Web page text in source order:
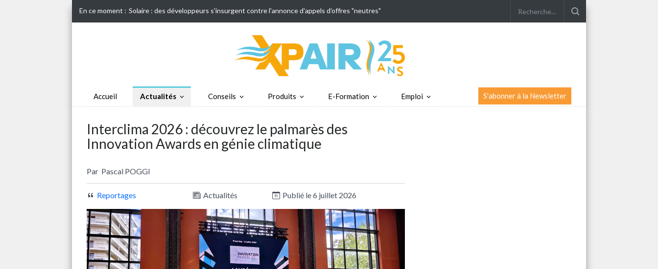
En ce moment : Solaire : des développeurs s'insurgent contre l'annonce d'appels d'offres "neutres"
Accueil Actualités Conseils Produits E-Formation Emploi S'abonner à la Newsletter
Interclima 2026 : découvrez le palmarès des
Innovation Awards en génie climatique
Par Pascal POGGI
Reportages Actualités Publié le 6 juillet 2026